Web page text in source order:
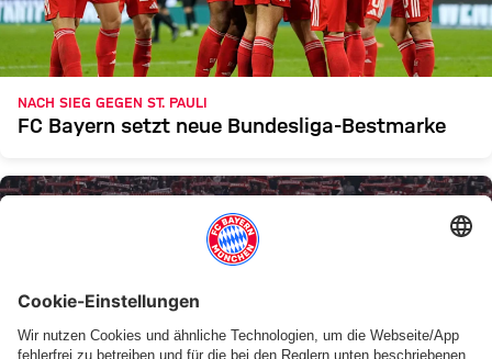
NACH SIEG GEGEN ST. PAULI
FC Bayern setzt neue Bundesliga-Bestmarke